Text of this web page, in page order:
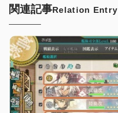
関連記事Relation Entry